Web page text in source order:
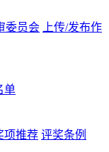
委员会
上传/发布作
单
项推荐 评奖条例